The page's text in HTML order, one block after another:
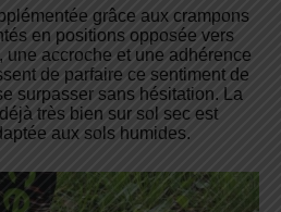
grâce aux crampons
en positions opposée vers
une accroche et une adhérence
de parfaire ce sentiment de
surpasser sans hésitation. La
très bien sur sol sec est
aux sols humides.